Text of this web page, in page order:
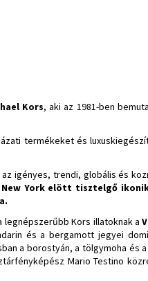
Kors, aki az 1981-ben
termékeket és
igényes, trendi, globális és
York elött tisztelgő
legnépszerűbb Kors illatoknak a
és a bergamott jegyei
a borostyán, a tölgymoha és
Mario Testino